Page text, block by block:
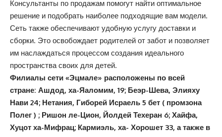
Консультанты по продажам помогут найти оптимальное
решение и подобрать наиболее подходящие вам модели.
Сеть также обеспечивают удобную услугу доставки и
сборки. Это освобождает родителей от забот и позволяет
им наслаждаться процессом создания идеального
пространства своих для детей.
Филиалы сети «Эцмале» расположены по всей
стране: Ашдод, ха-Яаломим, 19; Беэр-Шева, Элияху
Нави 24; Нетания, Гиборей Исраель 5 бет ( промзона
Полег ) ; Ришон ле-Цион, Йолдей Техеран 6; Хайфа,
Хуцот ха-Мифрац; Кармиэль, ха- Хорошет 33, а также в